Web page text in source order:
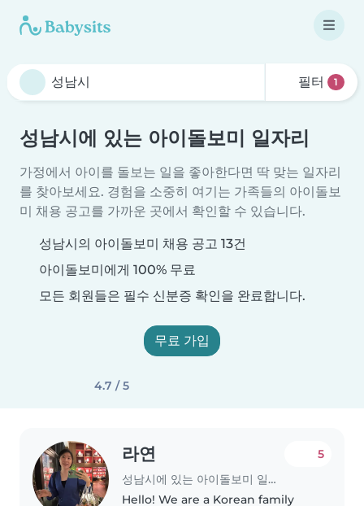
필터 1
성남시에 있는 아이돌보미 일자리
가정에서 아이를 돌보는 일을 좋아한다면 딱 맞는 일자리
를 찾아보세요. 경험을 소중히 여기는 가족들의 아이돌보
미 채용 공고를 가까운 곳에서 확인할 수 있습니다.
성남시의 아이돌보미 채용 공고 13건
아이돌보미에게 100% 무료
모든 회원들은 필수 신분증 확인을 완료합니다.
무료 가입
4.7 / 5
라연
성남시에 있는 아이돌보미 일자리
5
Hello! We are a Korean family